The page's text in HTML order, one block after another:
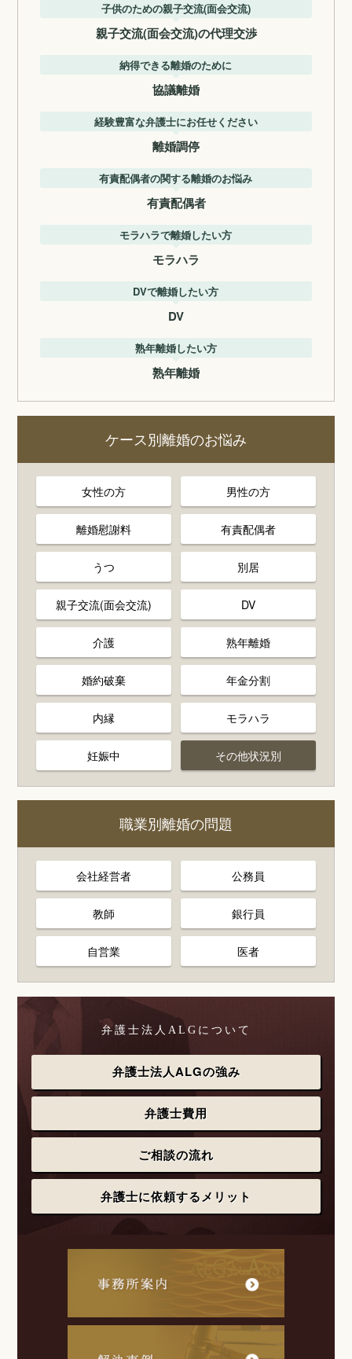
子供のための親子交流(面会交流)
親子交流(面会交流)の代理交渉
納得できる離婚のために
協議離婚
経験豊富な弁護士にお任せください
離婚調停
有責配偶者の関する離婚のお悩み
有責配偶者
モラハラで離婚したい方
モラハラ
DVで離婚したい方
DV
熟年離婚したい方
熟年離婚
ケース別離婚のお悩み
女性の方 男性の方
離婚慰謝料 有責配偶者
うつ 別居
親子交流(面会交流) DV
介護 熟年離婚
婚約破棄 年金分割
内縁 モラハラ
妊娠中 その他状況別
職業別離婚の問題
会社経営者 公務員
教師 銀行員
自営業 医者
弁護士法人ALGについて
弁護士法人ALGの強み
弁護士費用
ご相談の流れ
弁護士に依頼するメリット